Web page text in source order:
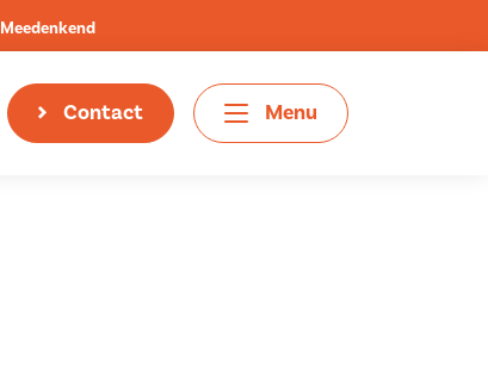
Meedenkend
Contact Menu